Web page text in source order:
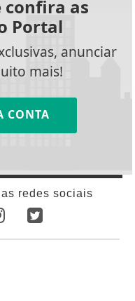
confira as
Portal
anunciar
mais!
CONTA
redes sociais